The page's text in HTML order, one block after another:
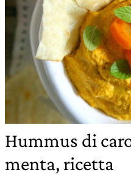
Hummus di
menta, ricetta